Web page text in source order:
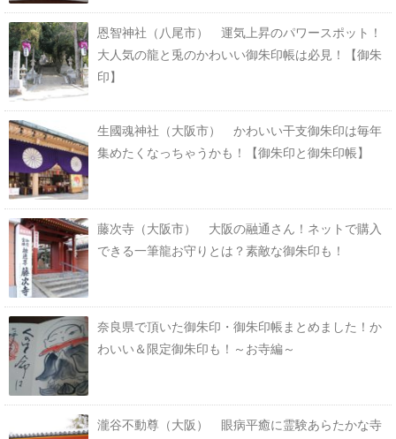
恩智神社（八尾市） 運気上昇のパワースポット！
大人気の龍と兎のかわいい御朱印帳は必見！【御朱
印】
生國魂神社（大阪市） かわいい干支御朱印は毎年
集めたくなっちゃうかも！【御朱印と御朱印帳】
藤次寺（大阪市） 大阪の融通さん！ネットで購入
できる一筆龍お守りとは？素敵な御朱印も！
奈良県で頂いた御朱印・御朱印帳まとめました！か
わいい＆限定御朱印も！～お寺編～
瀧谷不動尊（大阪） 眼病平癒に霊験あらたかな寺